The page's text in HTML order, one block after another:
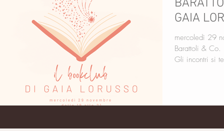
GAIA
mercoledì 29
Barattoli & Co.
Gli incontri si